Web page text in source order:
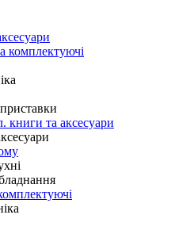
комплектуючі
приставки
книги та аксесуари